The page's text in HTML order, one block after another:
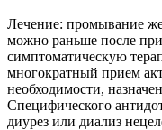
Лечение: промывание
можно раньше после
симптоматическую
многократный прием
необходимости,
Специфического
диурез или диализ